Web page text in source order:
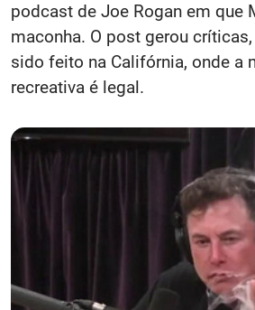
podcast de Joe Rogan em que
maconha. O post gerou
sido feito na Califórnia, onde a
recreativa é legal.